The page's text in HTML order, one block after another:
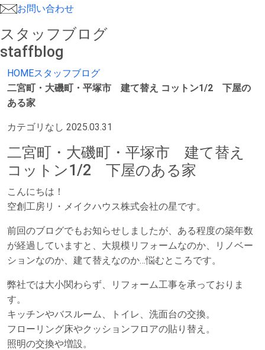
お問い合わせ
スタッフブログ
staffblog
HOMEスタッフブログ
二宮町・大磯町・平塚市 建て替え コットン1/2 下屋の
ある家
カテゴリなし 2025.03.31
二宮町・大磯町・平塚市 建て替え
コットン1/2 下屋のある家
こんにちは！
空創工房リ・メイクハウス株式会社の星です。
前回のブログでもお知らせしましたが、ある程度の築年数
が経過していますと、大規模リフォームなのか、リノベー
ションなのか、建て替えなのか…悩むところです。
弊社では大小関わらず、リフォーム工事を承っておりま
す。
キッチンやバスルーム、トイレ、洗面台の交換。
フローリング床やクッションフロアの貼り替え。
照明の交換や増設。